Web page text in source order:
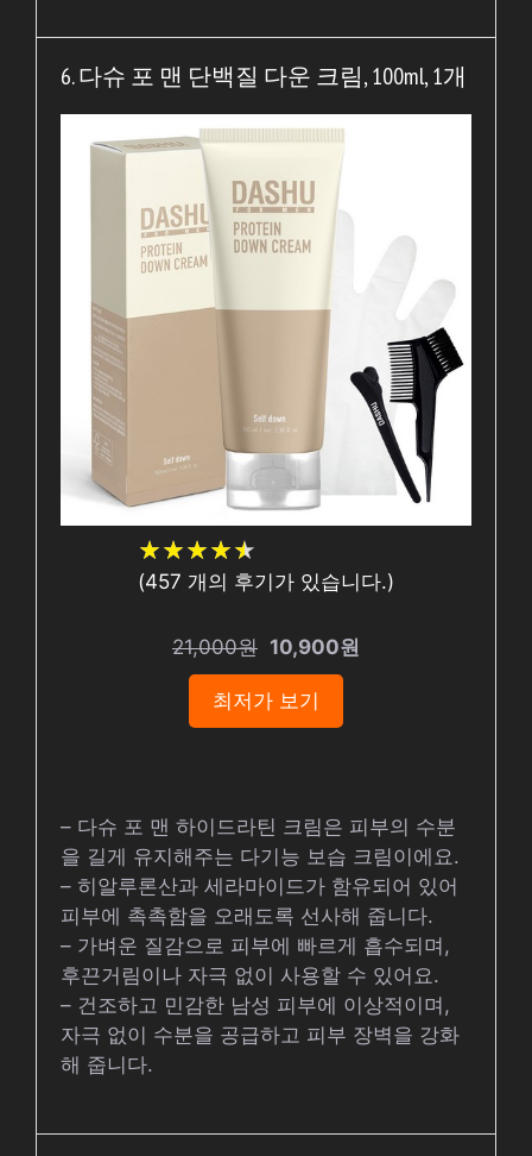
6. 다슈 포 맨 단백질 다운 크림, 100ml, 1개
★★★★★
★★★★★
(457 개의 후기가 있습니다.)
21,000원 10,900원
최저가 보기
– 다슈 포 맨 하이드라틴 크림은 피부의 수분
을 길게 유지해주는 다기능 보습 크림이에요.
– 히알루론산과 세라마이드가 함유되어 있어
피부에 촉촉함을 오래도록 선사해 줍니다.
– 가벼운 질감으로 피부에 빠르게 흡수되며,
후끈거림이나 자극 없이 사용할 수 있어요.
– 건조하고 민감한 남성 피부에 이상적이며,
자극 없이 수분을 공급하고 피부 장벽을 강화
해 줍니다.